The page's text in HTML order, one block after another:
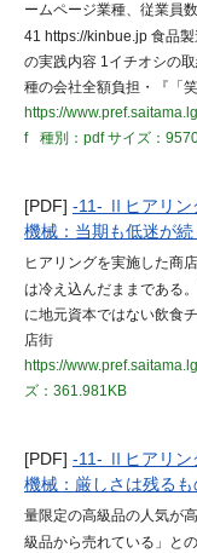
ームページ業種、従業員
41 https://kinbue.jp 食品
の実践内容 1イチオシの
種の会社全額負担・『「
https://
f
種別：pdfサイズ：
[PDF] -11- Ⅱヒアリン
機械：当期も低迷が続
ヒアリングを実施した商
は冷え込んだままである
に地元資本ではない飲食
店街
https://
ズ：361.981KB
[PDF] -11- Ⅱヒアリン
機械：厳しさは残る
量限定の高級品の人気が
級品から売れている」と